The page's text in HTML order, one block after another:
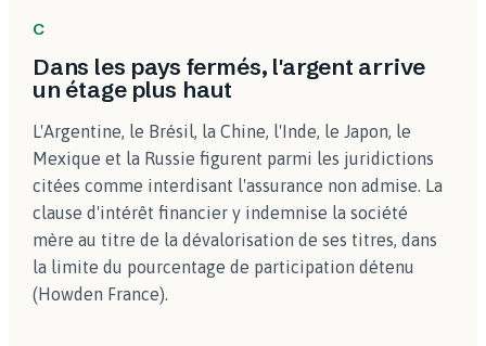
C
Dans les pays fermés, l'argent arrive
un étage plus haut
L'Argentine, le Brésil, la Chine, l'Inde, le Japon, le
Mexique et la Russie figurent parmi les juridictions
citées comme interdisant l'assurance non admise. La
clause d'intérêt financier y indemnise la société
mère au titre de la dévalorisation de ses titres, dans
la limite du pourcentage de participation détenu
(Howden France).